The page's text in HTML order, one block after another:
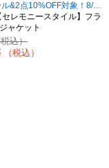
[タイムセール&2点10%OFF対象！8/17 8:59まで]
レモニースタイル】フラ
ャケット
込）
（税込）